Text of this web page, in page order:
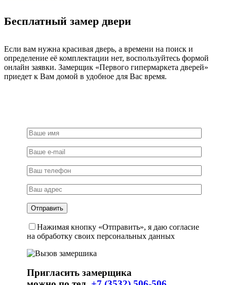
Бесплатный замер двери
Если вам нужна красивая дверь, а времени на поиск и
определение её комплектации нет, воспользуйтесь формой
онлайн заявки. Замерщик «Первого гипермаркета дверей»
приедет к Вам домой в удобное для Вас время.
Нажимая кнопку «Отправить», я даю согласие
на обработку своих персональных данных
Пригласить замерщика